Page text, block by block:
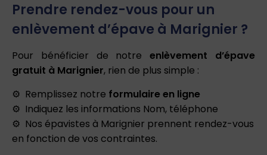
Prendre rendez-vous pour un
enlèvement d’épave à Marignier ?
Pour bénéficier de notreenlèvement d’épave
gratuit à Marignier, rien de plus simple :
Remplissez notre formulaire en ligne
Indiquez les informations Nom, téléphone
Nos épavistes à Marignier prennent rendez-vous
en fonction de vos contraintes.